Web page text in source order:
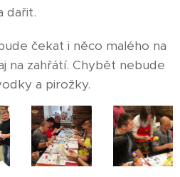
dařit.
čekat i něco malého na
na zahřátí. Chybět nebude
a pirožky.